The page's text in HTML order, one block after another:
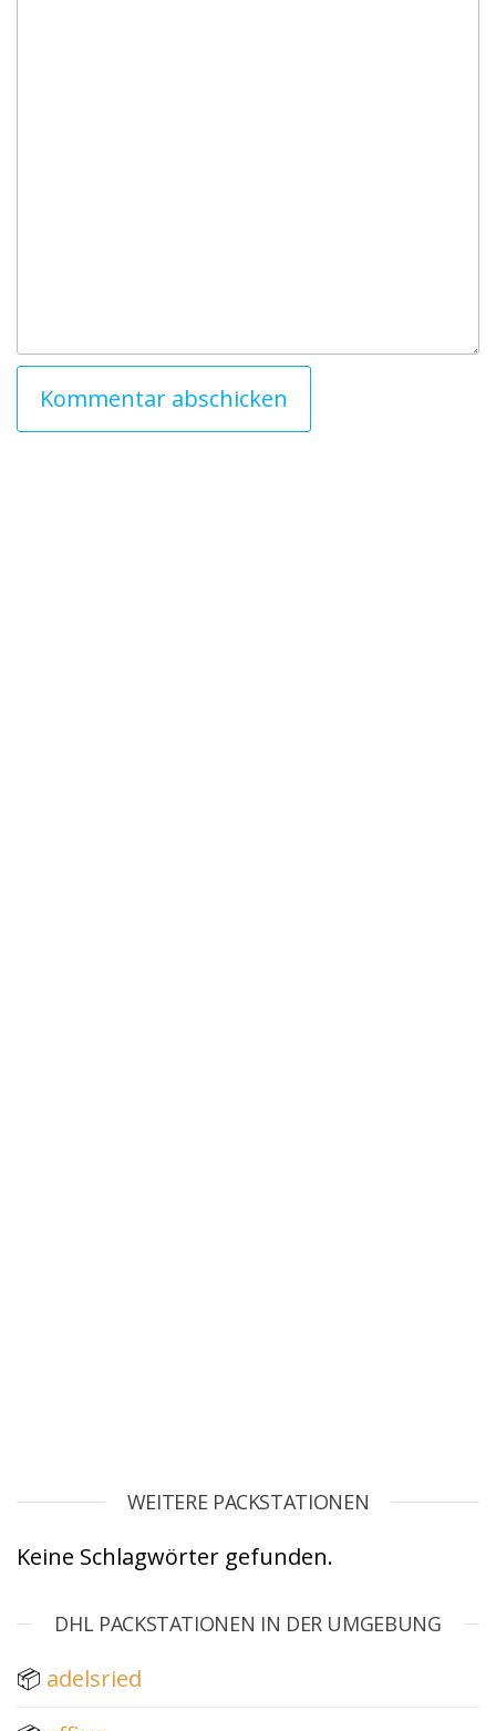
WEITERE PACKSTATIONEN
Keine Schlagwörter gefunden.
DHL PACKSTATIONEN IN DER UMGEBUNG
📦 adelsried